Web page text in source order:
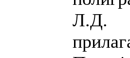
Л.Д.